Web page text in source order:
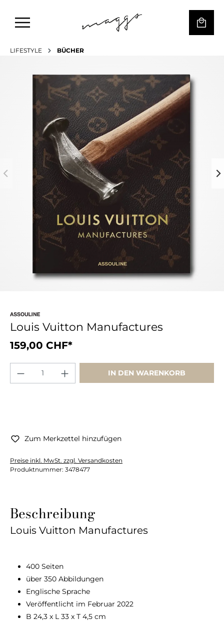
LIFESTYLE BÜCHER
Louis Vuitton Manufactures
159,00 CHF*
IN DEN WARENKORB
Zum Merkzettel hinzufügen
Preise inkl. MwSt. zzgl. Versandkosten
Produktnummer: 3478477
Beschreibung
Louis Vuitton Manufactures
400 Seiten
über 350 Abbildungen
Englische Sprache
Veröffentlicht im Februar 2022
B 24,3 x L 33 x T 4,5 cm